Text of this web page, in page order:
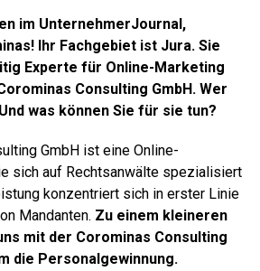
im UnternehmerJournal,
Ihr Fachgebiet ist Jura. Sie
Experte für Online-Marketing
Consulting GmbH. Wer
was können Sie für sie tun?
GmbH ist eine Online-
sich auf Rechtsanwälte spezialisiert
konzentriert sich in erster Linie
Mandanten. Zu einem kleineren
mit der Corominas Consulting
die Personalgewinnung.